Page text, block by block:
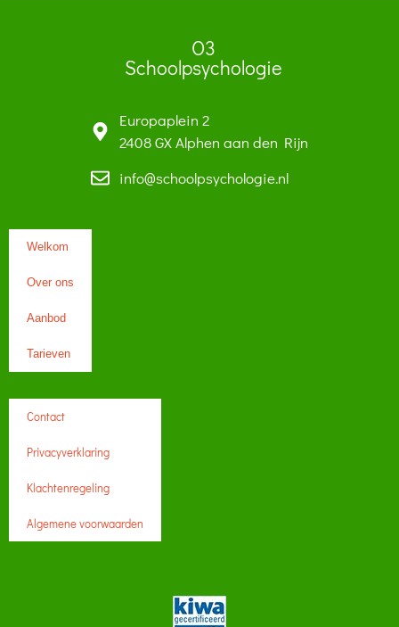
O3
Schoolpsychologie
Europaplein 2
2408 GX Alphen aan den Rijn
info@schoolpsychologie.nl
Welkom
Over ons
Aanbod
Tarieven
Contact
Privacyverklaring
Klachtenregeling
Algemene voorwaarden